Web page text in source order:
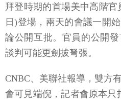
拜登時期的首場美中高階
日)登場，兩天的會議一開
論公開互批。官員的公開
談判可能更劍拔弩張。
CNBC、美聯社報導，雙方
會可見端倪，記者會原本只